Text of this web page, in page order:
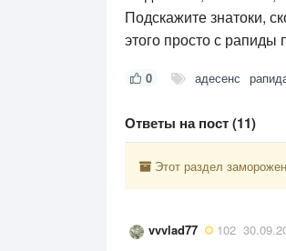
Подскажите знатоки,
этого просто с рапиды
0 адесенс
Ответы на пост (11)
Этот раздел
vvvlad77 102